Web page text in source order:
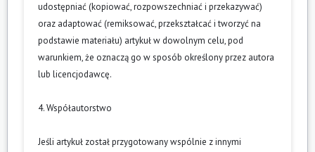
udostępniać (kopiować, rozpowszechniać i przekazywać)
oraz adaptować (remiksować, przekształcać i tworzyć na
podstawie materiału) artykuł w dowolnym celu, pod
warunkiem, że oznaczą go w sposób określony przez autora
lub licencjodawcę.
4. Współautorstwo
Jeśli artykuł został przygotowany wspólnie z innymi